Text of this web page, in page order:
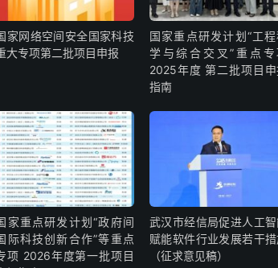
家网络空间安全国家科技
大专项第二批项目申报
国家重点研发计划“工程
学与综合交叉”重点专
2025年度 第二批项目申
指南
家重点研发计划“政府间
际科技创新合作”等重点
项 2026年度第一批项目
武汉市经信局促进人工
赋能软件行业发展若干
（征求意见稿）